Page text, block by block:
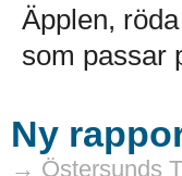
Äpplen,
som passar
Ny
→ Östersunds